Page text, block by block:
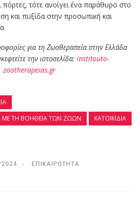
πόρτες, τότε ανοίγει ένα παράθυρο στο
και πυξίδα στην προσωπική και
για τη Ζωοθεραπεία στην Ελλάδα
την ιστοσελίδα: institouto-
zootherapeias.gr
ΜΕ ΤΗ ΒΟΉΘΕΙΑ ΤΩΝ ΖΏΩΝ
ΚΑΤΟΙΚΊΔΙΑ
ΕΠΙΚΑΙΡΌΤΗΤΑ